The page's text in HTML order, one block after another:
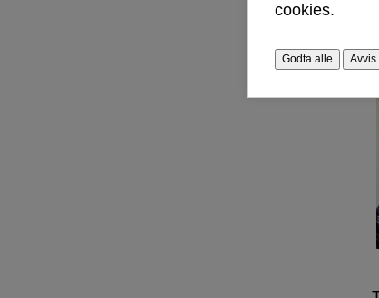
cookies.
Godta alle Avvis